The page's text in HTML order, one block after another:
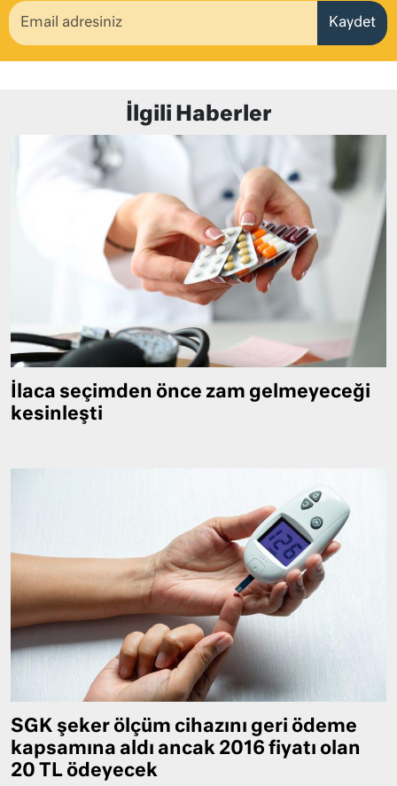
Kaydet
İlgili Haberler
İlaca seçimden önce zam gelmeyeceği
kesinleşti
SGK şeker ölçüm cihazını geri ödeme
kapsamına aldı ancak 2016 fiyatı olan
20 TL ödeyecek